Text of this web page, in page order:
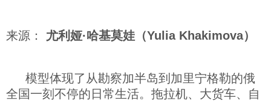
经济
来源： 尤利娅·哈基莫娃（Yulia Khakimova）
模型体现了从勘察加半岛到加里宁格勒的俄
全国一刻不停的日常生活。拖拉机、大货车、自